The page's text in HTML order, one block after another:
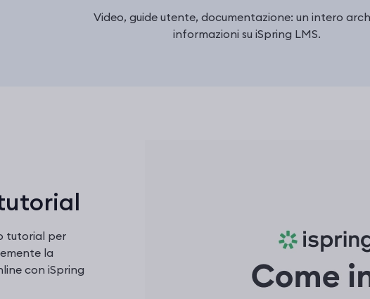
Video, guide utente, documentazione: un intero
informazioni su iSpring LMS.
tutorial per
la
con iSpring